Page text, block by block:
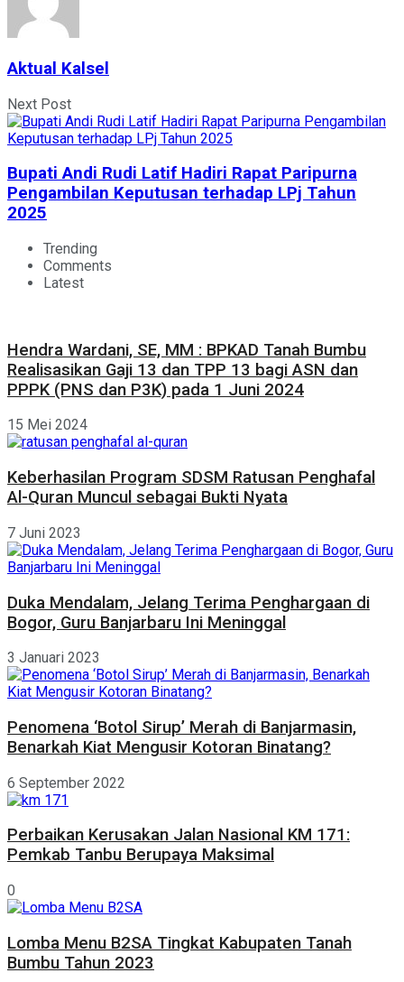
Aktual Kalsel
Next Post
Bupati Andi Rudi Latif Hadiri Rapat Paripurna
Pengambilan Keputusan terhadap LPj Tahun
2025
Trending
Comments
Latest
Hendra Wardani, SE, MM : BPKAD Tanah Bumbu
Realisasikan Gaji 13 dan TPP 13 bagi ASN dan
PPPK (PNS dan P3K) pada 1 Juni 2024
15 Mei 2024
Keberhasilan Program SDSM Ratusan Penghafal
Al-Quran Muncul sebagai Bukti Nyata
7 Juni 2023
Duka Mendalam, Jelang Terima Penghargaan di
Bogor, Guru Banjarbaru Ini Meninggal
3 Januari 2023
Penomena ‘Botol Sirup’ Merah di Banjarmasin,
Benarkah Kiat Mengusir Kotoran Binatang?
6 September 2022
Perbaikan Kerusakan Jalan Nasional KM 171:
Pemkab Tanbu Berupaya Maksimal
0
Lomba Menu B2SA Tingkat Kabupaten Tanah
Bumbu Tahun 2023